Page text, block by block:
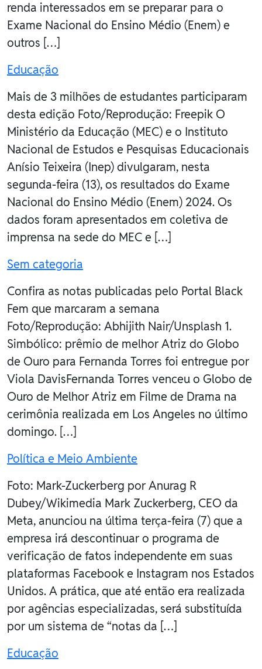
renda interessados em se preparar para o
Exame Nacional do Ensino Médio (Enem) e
outros […]
Educação
Mais de 3 milhões de estudantes participaram
desta edição Foto/Reprodução: Freepik O
Ministério da Educação (MEC) e o Instituto
Nacional de Estudos e Pesquisas Educacionais
Anísio Teixeira (Inep) divulgaram, nesta
segunda-feira (13), os resultados do Exame
Nacional do Ensino Médio (Enem) 2024. Os
dados foram apresentados em coletiva de
imprensa na sede do MEC e […]
Sem categoria
Confira as notas publicadas pelo Portal Black
Fem que marcaram a semana
Foto/Reprodução: Abhijith Nair/Unsplash 1.
Simbólico: prêmio de melhor Atriz do Globo
de Ouro para Fernanda Torres foi entregue por
Viola DavisFernanda Torres venceu o Globo de
Ouro de Melhor Atriz em Filme de Drama na
cerimônia realizada em Los Angeles no último
domingo. […]
Política e Meio Ambiente
Foto: Mark-Zuckerberg por Anurag R
Dubey/Wikimedia Mark Zuckerberg, CEO da
Meta, anunciou na última terça-feira (7) que a
empresa irá descontinuar o programa de
verificação de fatos independente em suas
plataformas Facebook e Instagram nos Estados
Unidos. A prática, que até então era realizada
por agências especializadas, será substituída
por um sistema de “notas da […]
Educação